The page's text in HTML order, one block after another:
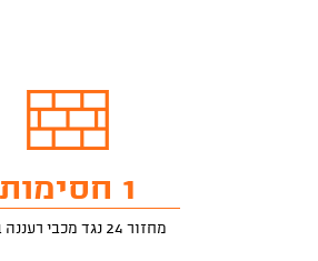
1 חסימות
מחזור 24 נגד מכבי רעננה בבית